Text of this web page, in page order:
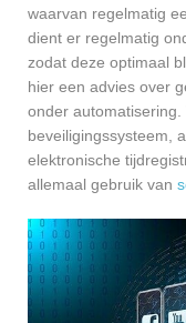
waarvan regelmatig
dient er regelmatig
zodat deze optimaal
hier een advies over
onder
beveiligingssysteem,
elektronische
allemaal gebruik van